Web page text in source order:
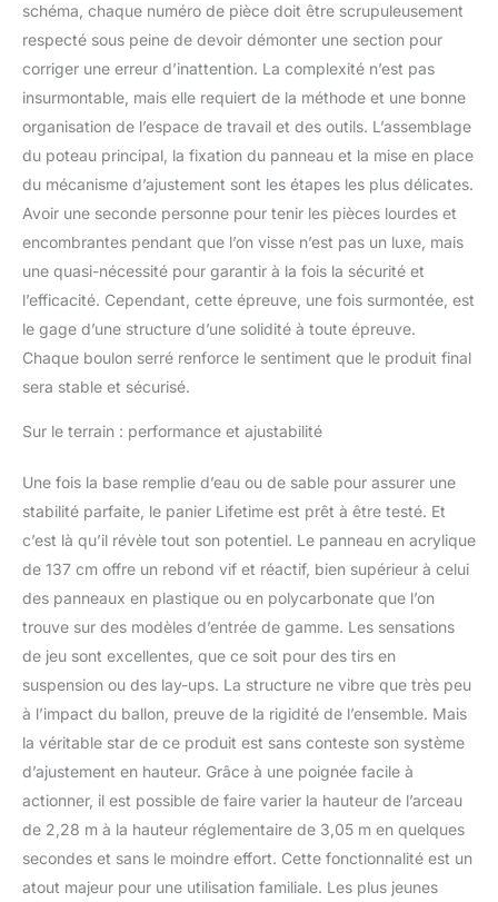
schéma, chaque numéro de pièce doit être scrupuleusement
respecté sous peine de devoir démonter une section pour
corriger une erreur d’inattention. La complexité n’est pas
insurmontable, mais elle requiert de la méthode et une bonne
organisation de l’espace de travail et des outils. L’assemblage
du poteau principal, la fixation du panneau et la mise en place
du mécanisme d’ajustement sont les étapes les plus délicates.
Avoir une seconde personne pour tenir les pièces lourdes et
encombrantes pendant que l’on visse n’est pas un luxe, mais
une quasi-nécessité pour garantir à la fois la sécurité et
l’efficacité. Cependant, cette épreuve, une fois surmontée, est
le gage d’une structure d’une solidité à toute épreuve.
Chaque boulon serré renforce le sentiment que le produit final
sera stable et sécurisé.
Sur le terrain : performance et ajustabilité
Une fois la base remplie d’eau ou de sable pour assurer une
stabilité parfaite, le panier Lifetime est prêt à être testé. Et
c’est là qu’il révèle tout son potentiel. Le panneau en acrylique
de 137 cm offre un rebond vif et réactif, bien supérieur à celui
des panneaux en plastique ou en polycarbonate que l’on
trouve sur des modèles d’entrée de gamme. Les sensations
de jeu sont excellentes, que ce soit pour des tirs en
suspension ou des lay-ups. La structure ne vibre que très peu
à l’impact du ballon, preuve de la rigidité de l’ensemble. Mais
la véritable star de ce produit est sans conteste son système
d’ajustement en hauteur. Grâce à une poignée facile à
actionner, il est possible de faire varier la hauteur de l’arceau
de 2,28 m à la hauteur réglementaire de 3,05 m en quelques
secondes et sans le moindre effort. Cette fonctionnalité est un
atout majeur pour une utilisation familiale. Les plus jeunes